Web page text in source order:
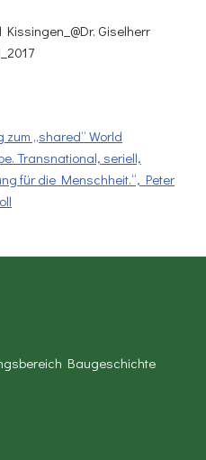
„shared“ World
Transnational, seriell,
für die Menschheit.“, Peter
Baugeschichte